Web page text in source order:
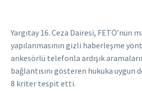
Yargıtay 16. Ceza Dairesi, FETÖ’nün
yapılanmasının gizli haberleşme
ankesörlü telefonla ardışık
bağlantısını gösteren hukuka uygun
8 kriter tespit etti.